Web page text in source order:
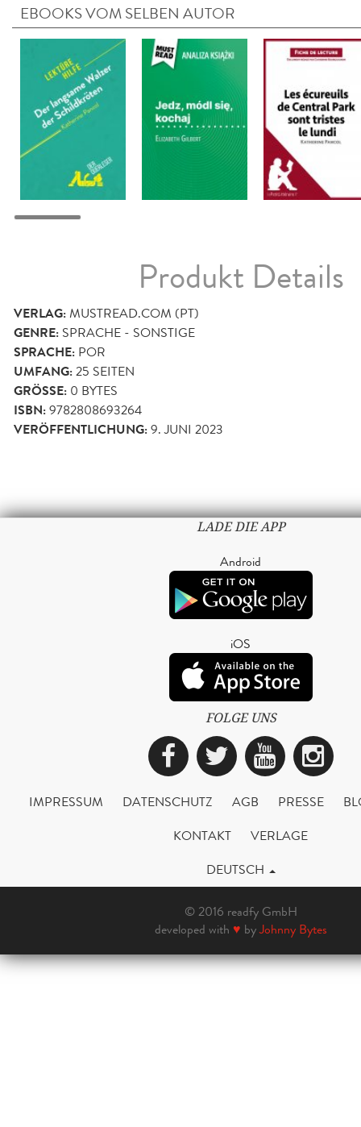
EBOOKS VOM SELBEN AUTOR
Produkt Details
VERLAG:MUSTREAD.COM (PT)
GENRE: SPRACHE - SONSTIGE
SPRACHE: POR
UMFANG:25 SEITEN
GRÖSSE: 0 BYTES
ISBN:9782808693264
VERÖFFENTLICHUNG:9. JUNI 2023
LADE DIE APP
Android
iOS
FOLGE UNS
Facebook
Twitter
IMPRESSUM DATENSCHUTZ AGB PRESSE
KONTAKT
VERLAGE
DEUTSCH
© 2016 readfy GmbH
developed with ♥ byJohnny Bytes